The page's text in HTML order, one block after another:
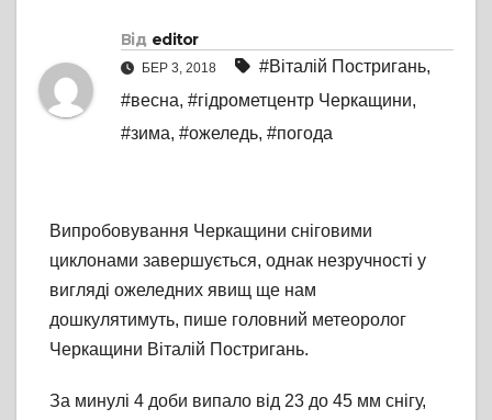
Від editor
БЕР 3, 2018 #Віталій Постригань,
#весна, #гідрометцентр Черкащини,
#зима, #ожеледь, #погода
Випробовування Черкащини сніговими
циклонами завершується, однак незручності у
вигляді ожеледних явищ ще нам
дошкулятимуть, пише головний метеоролог
Черкащини Віталій Постригань.
За минулі 4 доби випало від 23 до 45 мм снігу,